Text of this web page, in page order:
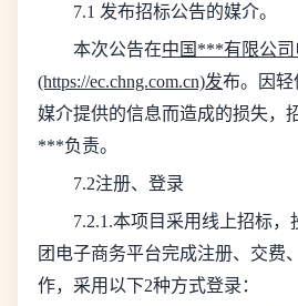
7.1 发布招标公告的媒介。
本次公告在中国***有限公司
(https://ec.chng.com.cn)发布。
因
媒介提供的信息而造成的损失，
***负责。
7.2注册、登录
7.2.1.本项目采用线上招标
团电子商务平台完成注册、交费
作，采用以下2种方式登录：